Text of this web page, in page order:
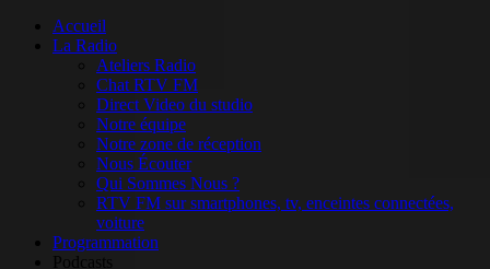
Accueil
La Radio
Ateliers Radio
Chat RTV FM
Direct Video du studio
Notre équipe
Notre zone de réception
Nous Écouter
Qui Sommes Nous ?
RTV FM sur smartphones, tv, enceintes connectées,
voiture
Programmation
Podcasts